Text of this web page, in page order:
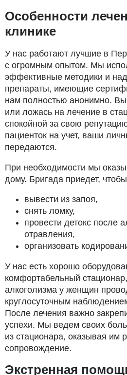
Особенности
клинике
У нас работают лучшие в
с огромным опытом. Мы
эффективные методики и
препараты, имеющие
нам полностью анонимно.
или ложась на лечение в
спокойной за свою
пациенток на учет, ваши
передаются.
При необходимости мы
дому. Бригада приедет,
вывести из запоя,
снять ломку,
провести детокс после
отравления,
организовать
У нас есть хорошо
комфортабельный
алкоголизма у женщин
круглосуточным
После лечения важно
успехи. Мы ведем своих
из стационара, оказывая им
сопровождение.
Экстренная